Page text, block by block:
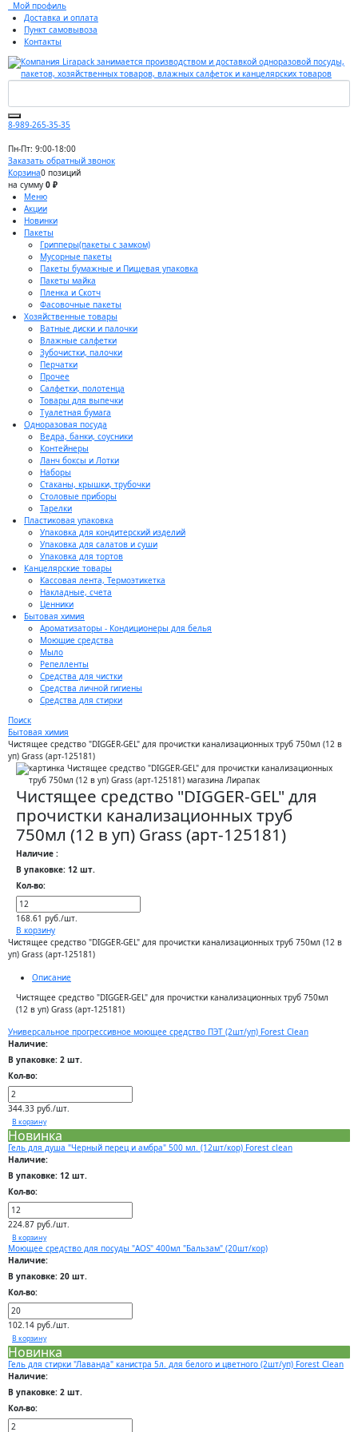
Мой профиль
Доставка и оплата
Пункт самовывоза
Контакты
8-989-265-35-35
Пн-Пт: 9:00-18:00
Заказать обратный звонок
Корзина0 позиций
на сумму 0 ₽
Меню
Акции
Новинки
Пакеты
Грипперы(пакеты с замком)
Мусорные пакеты
Пакеты бумажные и Пищевая упаковка
Пакеты майка
Пленка и Скотч
Фасовочные пакеты
Хозяйственные товары
Ватные диски и палочки
Влажные салфетки
Зубочистки, палочки
Перчатки
Прочее
Салфетки, полотенца
Товары для выпечки
Туалетная бумага
Одноразовая посуда
Ведра, банки, соусники
Контейнеры
Ланч боксы и Лотки
Наборы
Стаканы, крышки, трубочки
Столовые приборы
Тарелки
Пластиковая упаковка
Упаковка для кондитерский изделий
Упаковка для салатов и суши
Упаковка для тортов
Канцелярские товары
Кассовая лента, Термоэтикетка
Накладные, счета
Ценники
Бытовая химия
Ароматизаторы - Кондиционеры для белья
Моющие средства
Мыло
Репелленты
Средства для чистки
Средства личной гигиены
Средства для стирки
Поиск
Бытовая химия
Чистящее средство "DIGGER-GEL" для прочистки канализационных труб 750мл (12 в
уп) Grass (арт-125181)
Чистящее средство "DIGGER-GEL" для
прочистки канализационных труб
750мл (12 в уп) Grass (арт-125181)
Наличие :
В упаковке: 12 шт.
Кол-во:
168.61 руб./шт.
В корзину
Чистящее средство "DIGGER-GEL" для прочистки канализационных труб 750мл (12 в
уп) Grass (арт-125181)
Описание
Чистящее средство "DIGGER-GEL" для прочистки канализационных труб 750мл
(12 в уп) Grass (арт-125181)
Универсальное прогрессивное моющее средство ПЭТ (2шт/уп) Forest Clean
Наличие:
В упаковке: 2 шт.
Кол-во:
344.33 руб./шт.
В корзину
Новинка
Гель для душа "Черный перец и амбра" 500 мл. (12шт/кор) Forest clean
Наличие:
В упаковке: 12 шт.
Кол-во:
224.87 руб./шт.
В корзину
Моющее средство для посуды "AOS" 400мл "Бальзам" (20шт/кор)
Наличие:
В упаковке: 20 шт.
Кол-во:
102.14 руб./шт.
В корзину
Новинка
Гель для стирки "Лаванда" канистра 5л. для белого и цветного (2шт/уп) Forest Clean
Наличие:
В упаковке: 2 шт.
Кол-во: